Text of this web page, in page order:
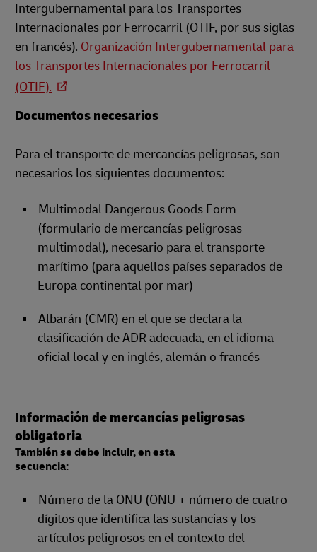
Intergubernamental para los Transportes
Internacionales por Ferrocarril (OTIF, por sus siglas
en francés). Organización Intergubernamental para
los Transportes Internacionales por Ferrocarril
(OTIF).
Documentos necesarios
Para el transporte de mercancías peligrosas, son
necesarios los siguientes documentos:
Multimodal Dangerous Goods Form
(formulario de mercancías peligrosas
multimodal), necesario para el transporte
marítimo (para aquellos países separados de
Europa continental por mar)
Albarán (CMR) en el que se declara la
clasificación de ADR adecuada, en el idioma
oficial local y en inglés, alemán o francés
Información de mercancías peligrosas
obligatoria
También se debe incluir, en esta
secuencia:
Número de la ONU (ONU + número de cuatro
dígitos que identifica las sustancias y los
artículos peligrosos en el contexto del